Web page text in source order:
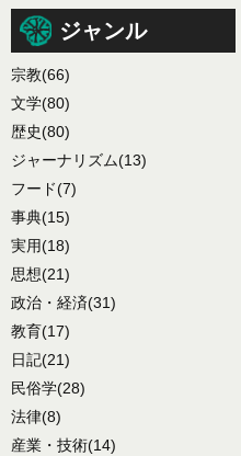
ジャンル
宗教(66)
文学(80)
歴史(80)
ジャーナリズム(13)
フード(7)
事典(15)
実用(18)
思想(21)
政治・経済(31)
教育(17)
日記(21)
民俗学(28)
法律(8)
産業・技術(14)